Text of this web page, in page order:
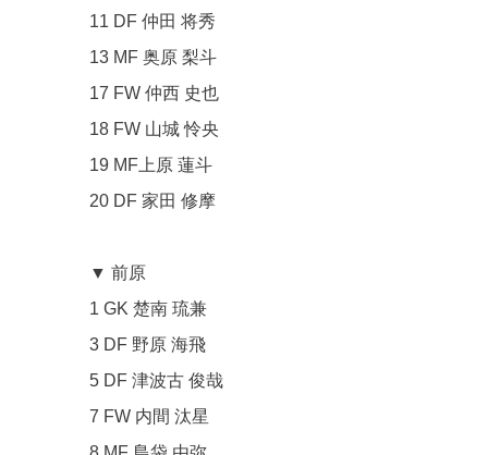
11 DF 仲田 将秀
13 MF 奥原 梨斗
17 FW 仲西 史也
18 FW 山城 怜央
19 MF上原 蓮斗
20 DF 家田 修摩
▼ 前原
1 GK 楚南 琉兼
3 DF 野原 海飛
5 DF 津波古 俊哉
7 FW 内間 汰星